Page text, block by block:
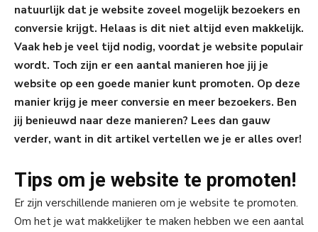
natuurlijk dat je website zoveel mogelijk bezoekers en
conversie krijgt. Helaas is dit niet altijd even makkelijk.
Vaak heb je veel tijd nodig, voordat je website populair
wordt. Toch zijn er een aantal manieren hoe jij je
website op een goede manier kunt promoten. Op deze
manier krijg je meer conversie en meer bezoekers. Ben
jij benieuwd naar deze manieren? Lees dan gauw
verder, want in dit artikel vertellen we je er alles over!
Tips om je website te promoten!
Er zijn verschillende manieren om je website te promoten.
Om het je wat makkelijker te maken hebben we een aantal